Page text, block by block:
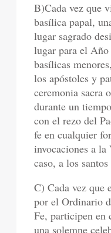
B)Cada vez que
basílica papal,
lugar sagrado
lugar para el
basílicas
los apóstoles y
ceremonia sacra
durante un
con el rezo del
fe en cualquier
invocaciones a
caso, a los
C) Cada vez que
por el Ordinario
Fe, participen en
una solemne